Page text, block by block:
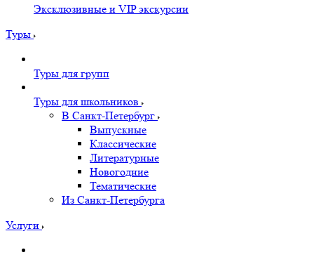
Эксклюзивные и VIP экскурсии
Туры
Туры для групп
Туры для школьников
В Санкт-Петербург
Выпускные
Классические
Литературные
Новогодние
Тематические
Из Санкт-Петербурга
Услуги